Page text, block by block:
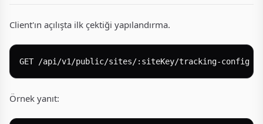
Client'ın açılışta ilk çektiği yapılandırma.
Örnek yanıt: